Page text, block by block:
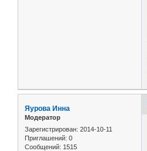
Яурова Инна
Модератор
Зарегистрирован: 2014-10-11
Приглашений: 0
Сообщений: 1515